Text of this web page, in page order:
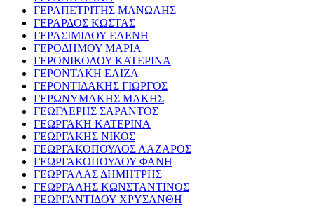
ΓΕΡΑΠΕΤΡΙΤΗΣ ΜΑΝΩΛΗΣ
ΓΕΡΑΡΔΟΣ ΚΩΣΤΑΣ
ΓΕΡΑΣΙΜΙΔΟΥ ΕΛΕΝΗ
ΓΕΡΟΔΗΜΟΥ ΜΑΡΙΑ
ΓΕΡΟΝΙΚΟΛΟΥ ΚΑΤΕΡΙΝΑ
ΓΕΡΟΝΤΑΚΗ ΕΛΙΖΑ
ΓΕΡΟΝΤΙΔΑΚΗΣ ΓΙΩΡΓΟΣ
ΓΕΡΩΝΥΜΑΚΗΣ ΜΑΚΗΣ
ΓΕΩΓΛΕΡΗΣ ΣΑΡΑΝΤΟΣ
ΓΕΩΡΓΑΚΗ ΚΑΤΕΡΙΝΑ
ΓΕΩΡΓΑΚΗΣ ΝΙΚΟΣ
ΓΕΩΡΓΑΚΟΠΟΥΛΟΣ ΛΑΖΑΡΟΣ
ΓΕΩΡΓΑΚΟΠΟΥΛΟΥ ΦΑΝΗ
ΓΕΩΡΓΑΛΑΣ ΔΗΜΗΤΡΗΣ
ΓΕΩΡΓΑΛΗΣ ΚΩΝΣΤΑΝΤΙΝΟΣ
ΓΕΩΡΓΑΝΤΙΔΟΥ ΧΡΥΣΑΝΘΗ